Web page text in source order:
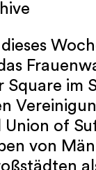
im
of
von